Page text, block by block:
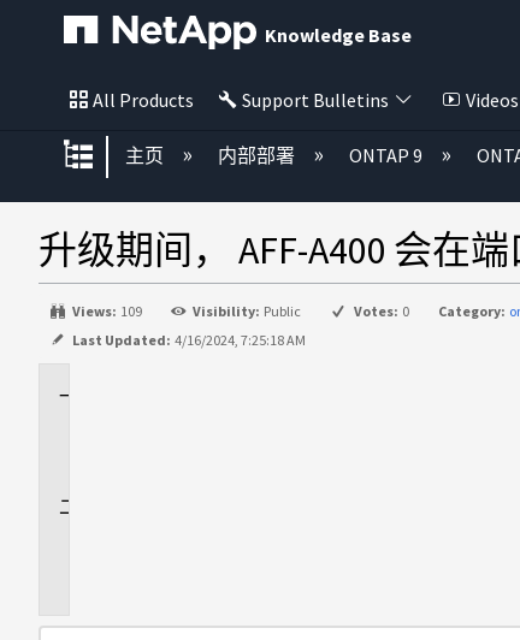
Knowledge Base
All Products Support Bulletins Videos
扩展/隐缩全局层次
主页 内部部署 ONTAP 9
升级期间， AFF-A400 会在
Views: 109 Visibility: Public Votes: 0 Category:
Last Updated: 4/16/2024, 7:25:18 AM